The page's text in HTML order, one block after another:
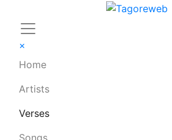
×
Home
Artists
Verses
Songs